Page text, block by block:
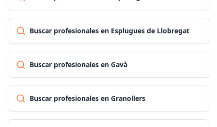
Buscar profesionales en Esplugues de Llobregat
Buscar profesionales en Gavà
Buscar profesionales en Granollers